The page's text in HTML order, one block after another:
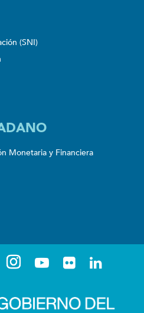
(SNI)
Monetaria y Financiera